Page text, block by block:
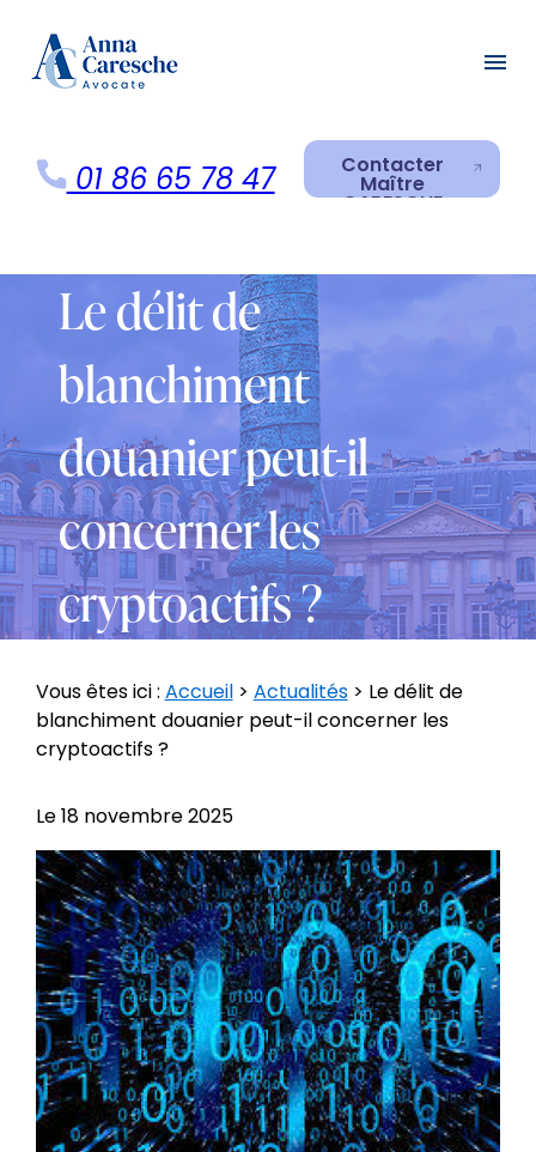
menu
01 86 65 78 47 Contacter
Maître
CARESCHE
Contacter
Le délit de
blanchiment
douanier peut-il
concerner les
cryptoactifs ?
Vous êtes ici : Accueil> Actualités> Le délit de
blanchiment douanier peut-il concerner les
cryptoactifs ?
Le18 novembre 2025